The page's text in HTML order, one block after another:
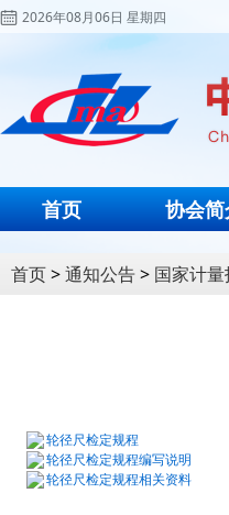
2026年08月06日 星期四
首页 协会
首页>通知公告> 国家计
轮径尺检定规程
轮径尺检定规程编写说明
轮径尺检定规程相关资料